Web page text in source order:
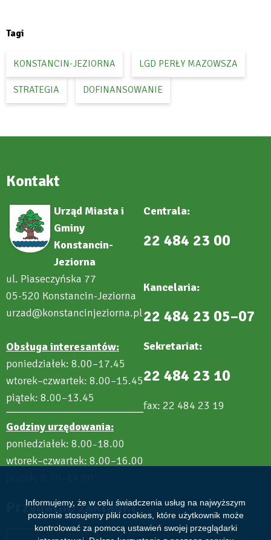
Informujemy, że w celu świadczenia usług na najwyższym
poziomie stosujemy pliki cookies, które użytkownik może
kontrolować za pomocą ustawień swojej przeglądarki
Tagi
KONSTANCIN-JEZIORNA LGD PERŁY MAZOWSZA
STRATEGIA DOFINANSOWANIE
Kontakt
Urząd Miasta i
Gminy
Konstancin-
Jeziorna
ul. Piaseczyńska 77
05-520 Konstancin-Jeziorna
urzad@konstancinjeziorna.pl
Obsługa interesantów:
poniedziałek: 8.00–17.45
wtorek–czwartek: 8.00–15.45
piątek: 8.00–13.45
Godziny urzędowania:
poniedziałek: 8.00–18.00
wtorek–czwartek: 8.00–16.00
Centrala:
22 484 23 00
Kancelaria:
22 484 23 05–07
Sekretariat:
22 484 23 10
fax: 22 484 23 19
Przydatne zakładki